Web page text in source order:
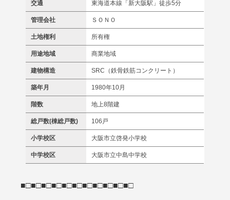
交通 東海道本線「新大阪駅」徒歩5分
管理会社 ＳＯＮＯ
土地権利 所有権
用途地域 商業地域
建物構造 SRC（鉄骨鉄筋コンクリート）
築年月 1980年10月
階数 地上8階建
総戸数(棟総戸数) 106戸
小学校区 大阪市立啓発小学校
中学校区 大阪市立中島中学校
■□■□■□■□■□■□■□■□■□■□■□